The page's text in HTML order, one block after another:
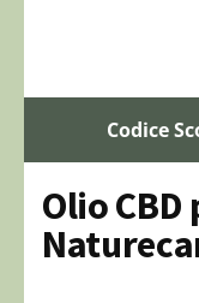
Codice
Olio CBD